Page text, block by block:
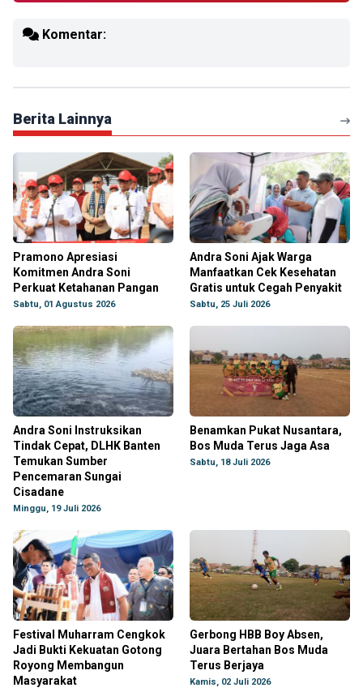
Komentar:
Berita Lainnya
Pramono Apresiasi
Komitmen Andra Soni
Perkuat Ketahanan Pangan
Sabtu, 01 Agustus 2026
Andra Soni Ajak Warga
Manfaatkan Cek Kesehatan
Gratis untuk Cegah Penyakit
Sabtu, 25 Juli 2026
Andra Soni Instruksikan
Tindak Cepat, DLHK Banten
Temukan Sumber
Pencemaran Sungai
Cisadane
Minggu, 19 Juli 2026
Benamkan Pukat Nusantara,
Bos Muda Terus Jaga Asa
Sabtu, 18 Juli 2026
Festival Muharram Cengkok
Jadi Bukti Kekuatan Gotong
Royong Membangun
Masyarakat
Gerbong HBB Boy Absen,
Juara Bertahan Bos Muda
Terus Berjaya
Kamis, 02 Juli 2026